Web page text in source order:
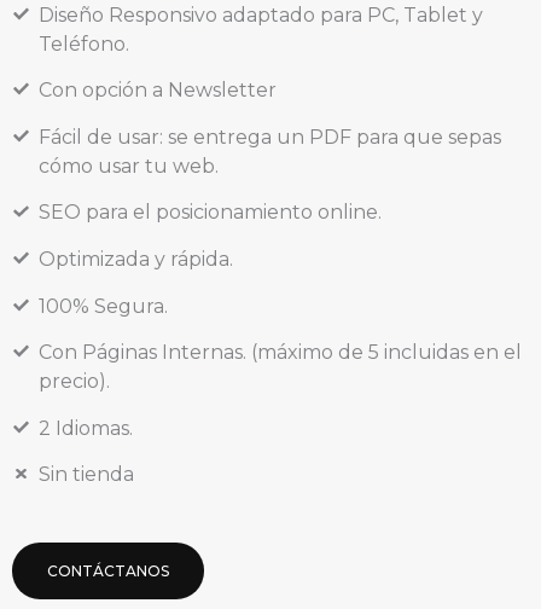
Diseño Responsivo adaptado para PC, Tablet y
Teléfono.
Con opción a Newsletter
Fácil de usar: se entrega un PDF para que sepas
cómo usar tu web.
SEO para el posicionamiento online.
Optimizada y rápida.
100% Segura.
Con Páginas Internas. (máximo de 5 incluidas en el
precio).
2 Idiomas.
Sin tienda
CONTÁCTANOS